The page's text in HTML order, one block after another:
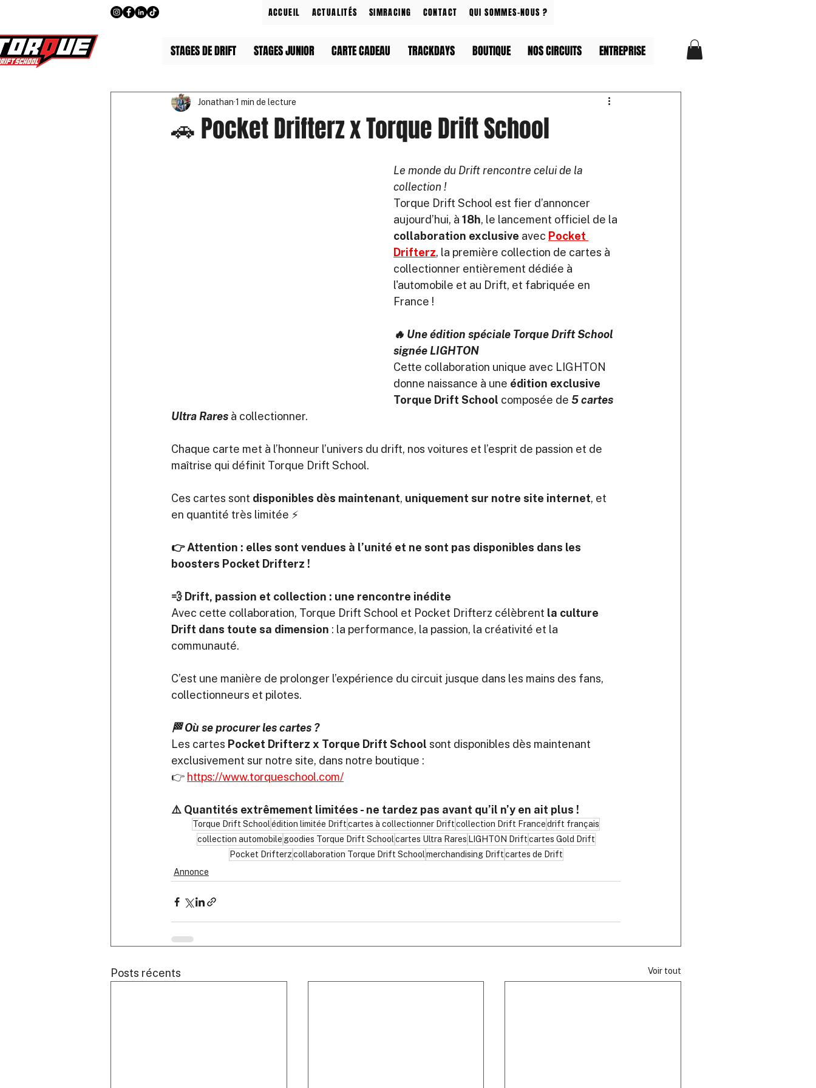
ACCUEIL ACTUALITÉS SIMRACING CONTACT QUI SOMMES-NOUS ?
STAGES DE DRIFT STAGES JUNIOR CARTE CADEAU TRACKDAYS BOUTIQUE NOS CIRCUITS ENTREPRISE
🚗 Pocket Drifterz x Torque Drift School
Jonathan 1 min de lecture
Le monde du Drift rencontre celui de la
collection !
Torque Drift School est fier d’annoncer
aujourd’hui, à 18h, le lancement officiel de la
collaboration exclusive avec Pocket
Drifterz, la première collection de cartes à
collectionner entièrement dédiée à
l'automobile et au Drift, et fabriquée en
France !
🔥 Une édition spéciale Torque Drift School
signée LIGHTON
Cette collaboration unique avec LIGHTON
donne naissance à une édition exclusive
Torque Drift School composée de 5 cartes
Ultra Rares à collectionner.
Chaque carte met à l’honneur l’univers du drift, nos voitures et l’esprit de passion et de
maîtrise qui définit Torque Drift School.
Ces cartes sont disponibles dès maintenant, uniquement sur notre site internet, et
en quantité très limitée ⚡️
👉 Attention : elles sont vendues à l’unité et ne sont pas disponibles dans les
boosters Pocket Drifterz !
💨 Drift, passion et collection : une rencontre inédite
Avec cette collaboration, Torque Drift School et Pocket Drifterz célèbrent la culture
Drift dans toute sa dimension : la performance, la passion, la créativité et la
communauté.
C’est une manière de prolonger l’expérience du circuit jusque dans les mains des fans,
collectionneurs et pilotes.
🏁 Où se procurer les cartes ?
Les cartes Pocket Drifterz x Torque Drift School sont disponibles dès maintenant
exclusivement sur notre site, dans notre boutique :
👉 https://www.torqueschool.com/
⚠️ Quantités extrêmement limitées - ne tardez pas avant qu’il n’y en ait plus !
Torque Drift Schoolédition limitée Driftcartes à collectionner Driftcollection Drift Francedrift français
collection automobilegoodies Torque Drift Schoolcartes Ultra Rares LIGHTON Driftcartes Gold Drift
Pocket Drifterzcollaboration Torque Drift Schoolmerchandising Driftcartes de Drift
Annonce
Posts récents Voir tout